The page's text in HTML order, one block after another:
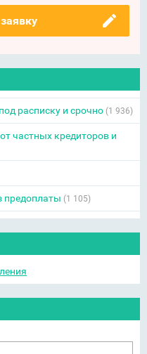
расписку и срочно (1 936)
частных кредиторов и
предоплаты (1 105)